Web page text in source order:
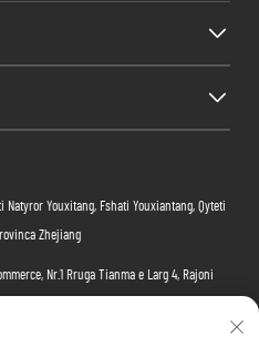
Youxitang, Fshati Youxiantang, Qyteti
Zhejiang
Nr.1 Rruga Tianma e Larg 4, Rajoni